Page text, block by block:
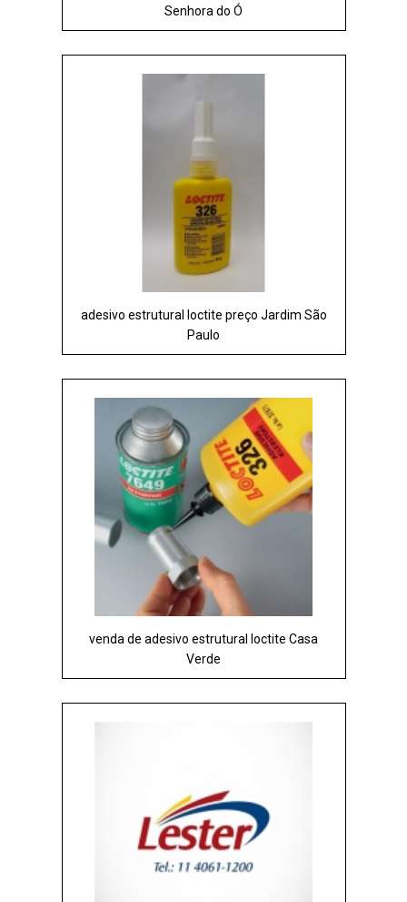
Senhora do Ó
adesivo estrutural loctite preço Jardim São
Paulo
venda de adesivo estrutural loctite Casa
Verde